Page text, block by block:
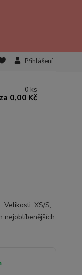
Přihlášení
0 ks
za 0,00 Kč
Velikosti: XS/S,
nejoblíbenějších